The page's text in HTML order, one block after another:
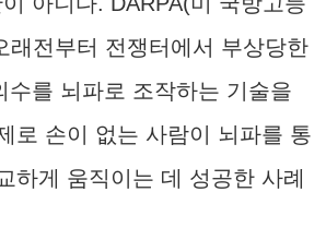
래전부터 전쟁터에서 부상당한
수를 뇌파로 조작하는 기술을
로 손이 없는 사람이 뇌파를 통
하게 움직이는 데 성공한 사례